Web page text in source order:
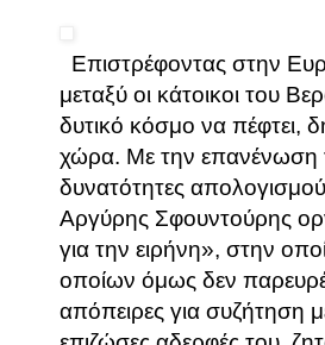
Επιστρέφοντας στην
μεταξύ οι κάτοικοι του
δυτικό κόσμο να πέφτει,
χώρα. Με την επανένωση
δυνατότητες
Αργύρης Σφουντούρης
για την ειρήνη», στην
οποίων όμως δεν
απόπειρες για συζήτηση